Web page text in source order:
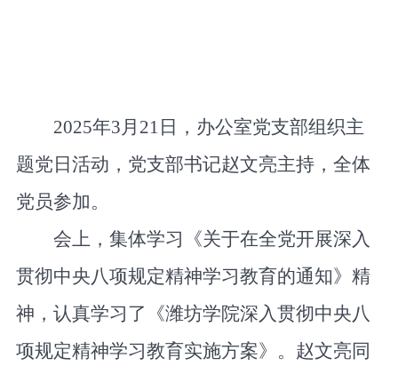
2025年3 月 21 日 ，办公室党支部组织主
题党日活动，党支部书记赵文亮主持，全体
党员参加。
会上，集体学习《关于在全党开展深入
贯彻中央八项规定精神学习教育的通知》精
神，认真学习了《潍坊学院深入贯彻中央八
项规定精神学习教育实施方案》。赵文亮同